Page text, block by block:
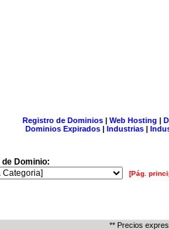
Registro de Dominios| Web Hosting |
Dominios Expirados | Industrias |
Dominio:
[Pág.
** Precios